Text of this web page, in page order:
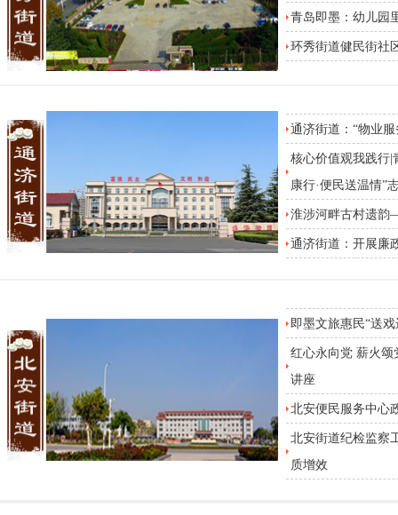
青岛即墨：幼儿园
环秀街道健民街社
通济街道：“物业
核心价值观我践行|
康行·便民送温情”
淮涉河畔古村遗
通济街道：开展廉
即墨文旅惠民“送
红心永向党 薪火
讲座
北安便民服务中心
北安街道纪检监察
质增效